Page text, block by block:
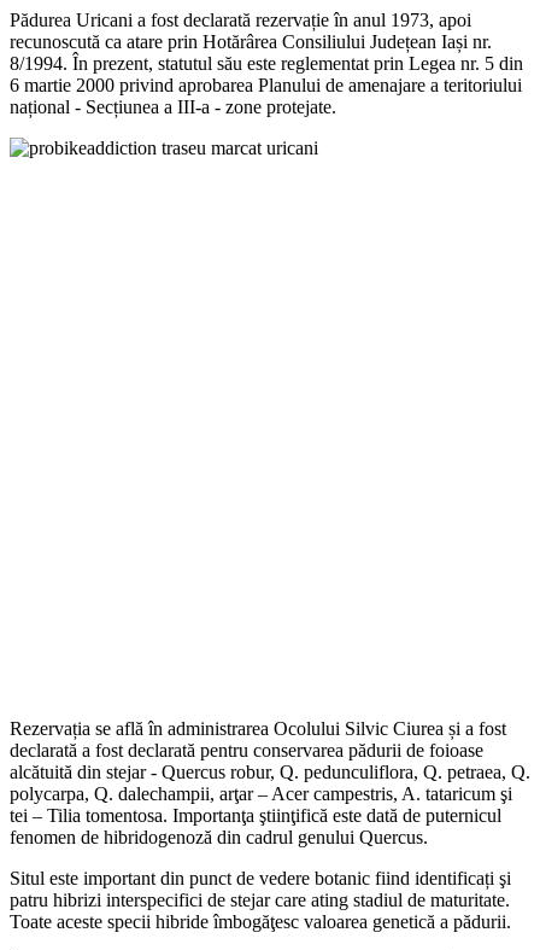
Pădurea Uricani a fost declarată rezervație în anul 1973, apoi
recunoscută ca atare prin Hotărârea Consiliului Județean Iași nr.
8/1994. În prezent, statutul său este reglementat prin Legea nr. 5 din
6 martie 2000 privind aprobarea Planului de amenajare a teritoriului
național - Secțiunea a III-a - zone protejate.
Rezervația se află în administrarea Ocolului Silvic Ciurea și a fost
declarată a fost declarată pentru conservarea pădurii de foioase
alcătuită din stejar - Quercus robur, Q. pedunculiflora, Q. petraea, Q.
polycarpa, Q. dalechampii, arţar – Acer campestris, A. tataricum şi
tei – Tilia tomentosa. Importanţa ştiinţifică este dată de puternicul
fenomen de hibridogenoză din cadrul genului Quercus.
Situl este important din punct de vedere botanic fiind identificați şi
patru hibrizi interspecifici de stejar care ating stadiul de maturitate.
Toate aceste specii hibride îmbogăţesc valoarea genetică a pădurii.